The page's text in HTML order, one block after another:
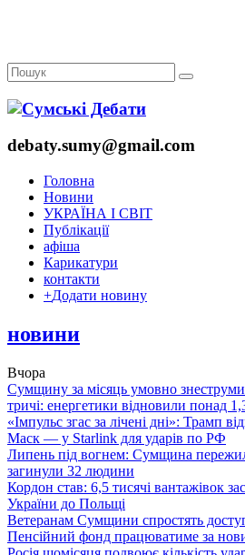
debaty.sumy@gmail.com
Головна
Новини
УКРАЇНА І СВІТ
Публікації
афіша
Карикатури
контакти
+Додати новину
новини
Вчора
Сумщину за місяць умовно
тричі: енергетики відновили понад
«Імпульс згас за лічені дні»: Трамп
Маск — у Starlink для ударів по РФ
Липень під вогнем: Сумщина
загинули 32 людини
Кордон став: 6,5 тисячі вантажівок
України до Польщі
Ветеранам Сумщини спростять
Пенсійний фонд працюватиме за